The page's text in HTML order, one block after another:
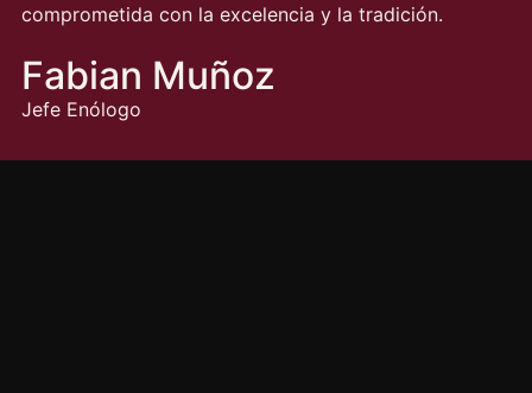
comprometida con la excelencia y la tradición.
Fabian Muñoz
Jefe Enólogo